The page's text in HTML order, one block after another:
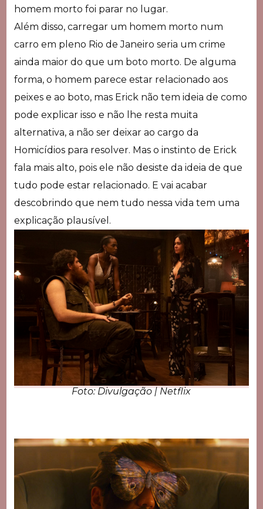
homem morto foi parar no lugar.
Além disso, carregar um homem morto num
carro em pleno Rio de Janeiro seria um crime
ainda maior do que um boto morto. De alguma
forma, o homem parece estar relacionado aos
peixes e ao boto, mas Erick não tem ideia de como
pode explicar isso e não lhe resta muita
alternativa, a não ser deixar ao cargo da
Homicídios para resolver. Mas o instinto de Erick
fala mais alto, pois ele não desiste da ideia de que
tudo pode estar relacionado. E vai acabar
descobrindo que nem tudo nessa vida tem uma
explicação plausível.
Foto: Divulgação | Netflix